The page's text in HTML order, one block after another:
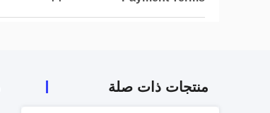
منتجات ذات صلة